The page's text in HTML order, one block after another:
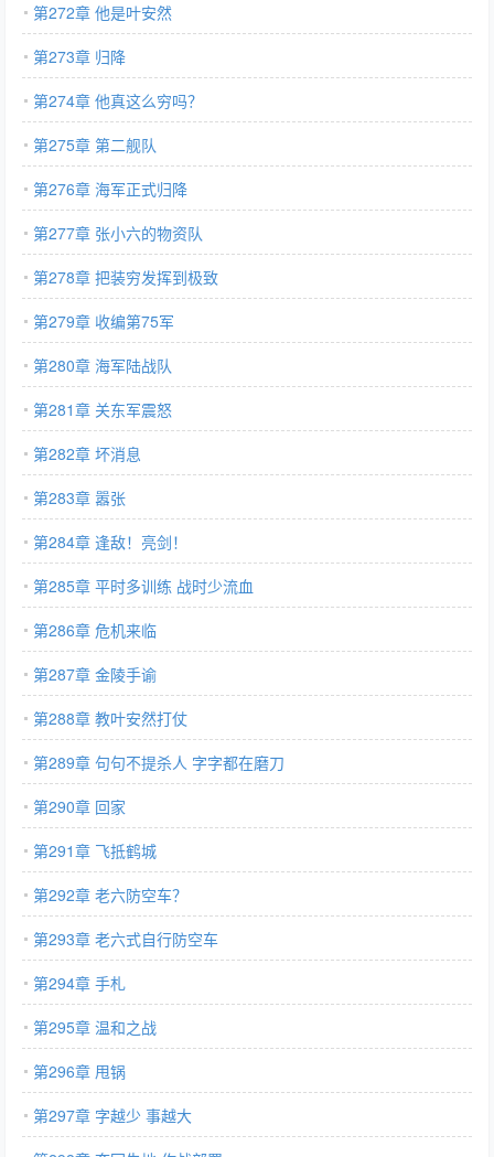
第272章 他是叶安然
第273章 归降
第274章 他真这么穷吗？
第275章 第二舰队
第276章 海军正式归降
第277章 张小六的物资队
第278章 把装穷发挥到极致
第279章 收编第75军
第280章 海军陆战队
第281章 关东军震怒
第282章 坏消息
第283章 嚣张
第284章 逢敌！亮剑！
第285章 平时多训练 战时少流血
第286章 危机来临
第287章 金陵手谕
第288章 教叶安然打仗
第289章 句句不提杀人 字字都在磨刀
第290章 回家
第291章 飞抵鹤城
第292章 老六防空车？
第293章 老六式自行防空车
第294章 手札
第295章 温和之战
第296章 甩锅
第297章 字越少 事越大